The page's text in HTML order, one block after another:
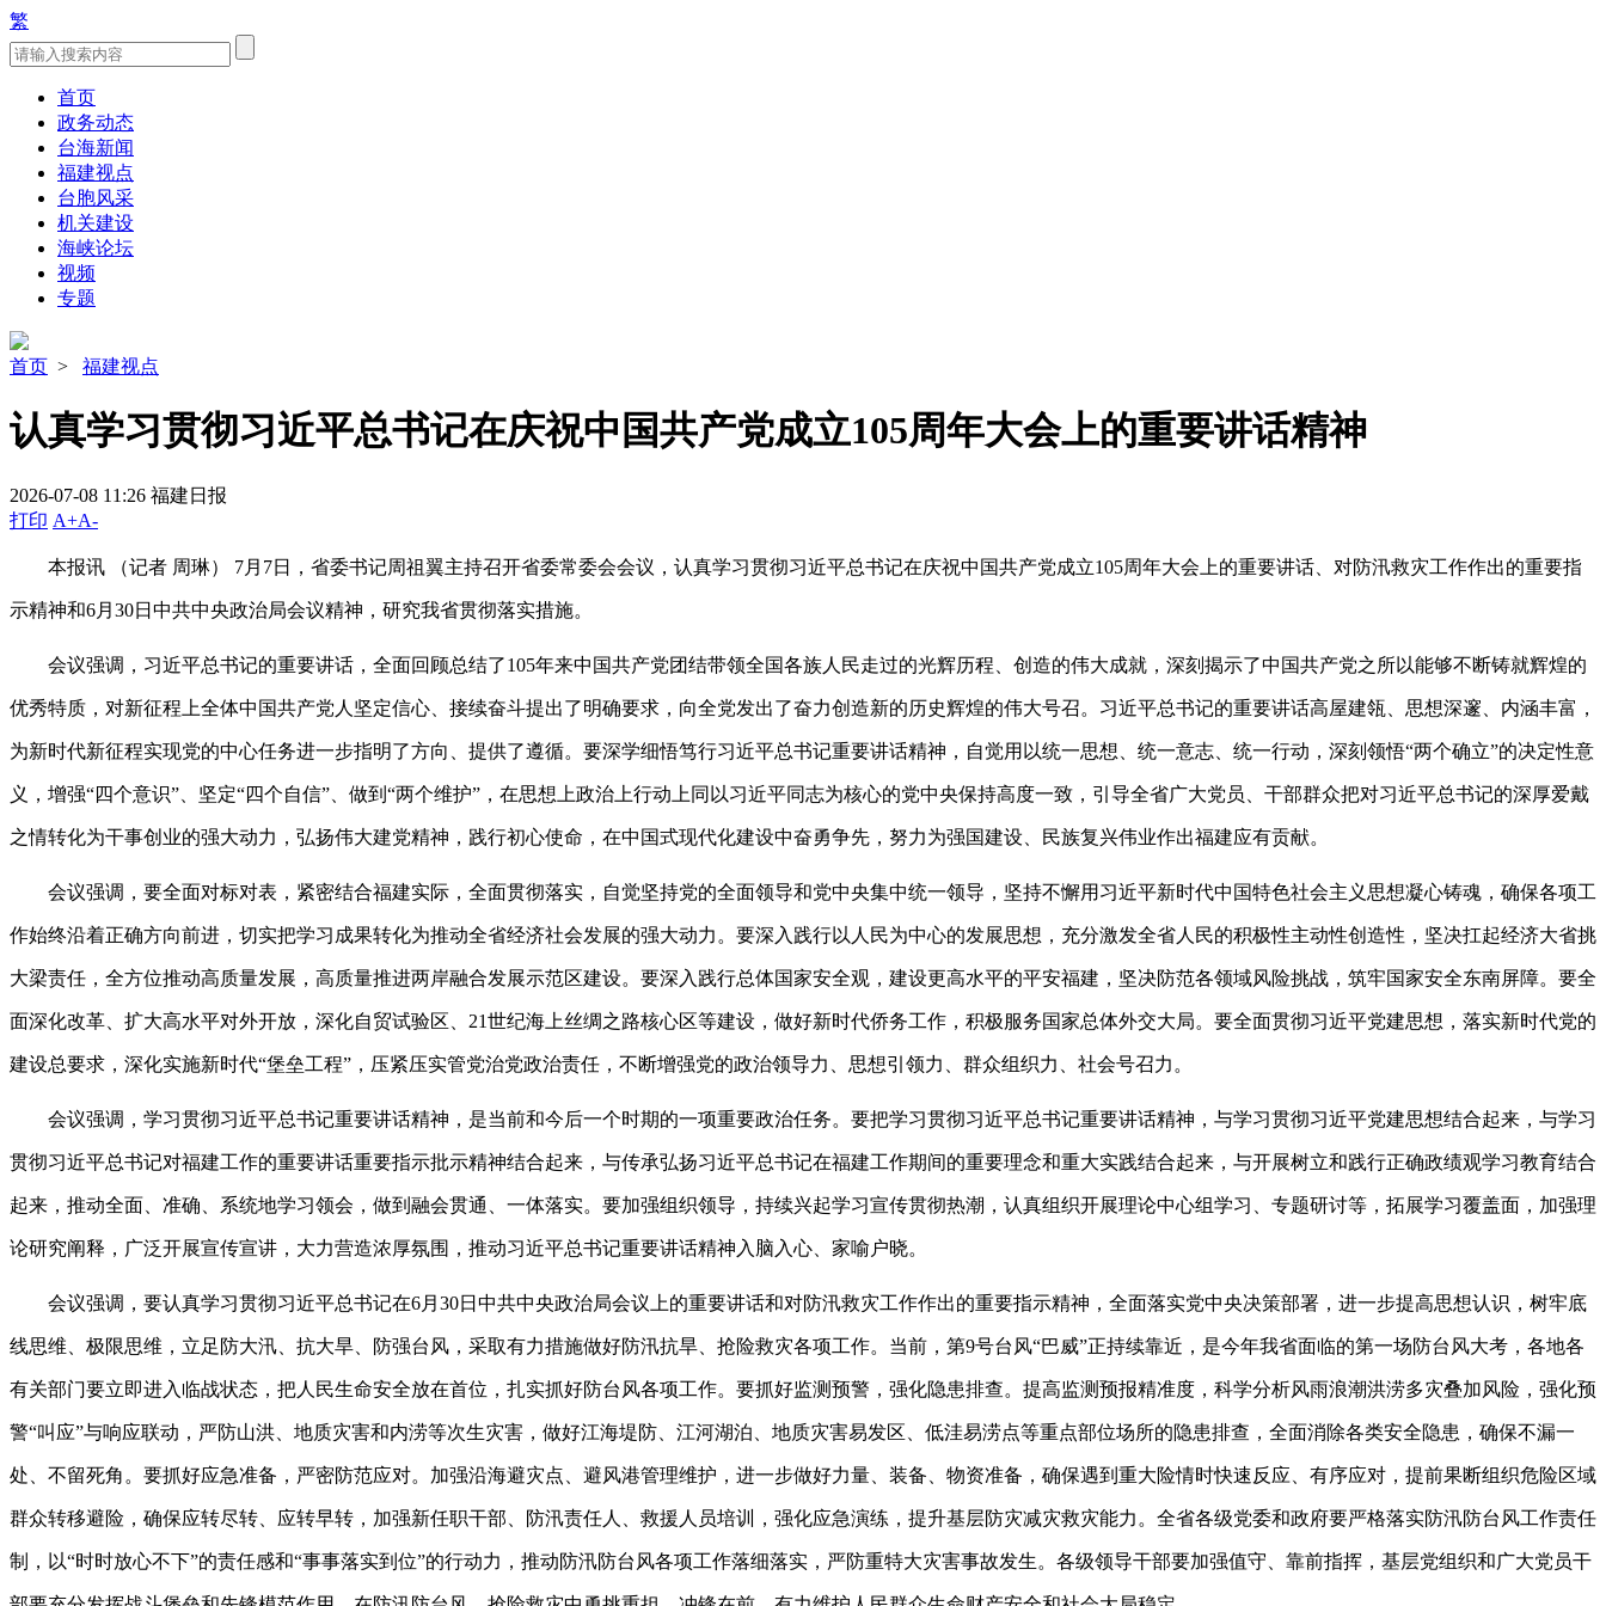
繁
首页
政务动态
台海新闻
福建视点
台胞风采
机关建设
海峡论坛
视频
专题
首页 > 福建视点
认真学习贯彻习近平总书记在庆祝中国共产党成立105周年大会上的重要讲话精神
2026-07-08 11:26 福建日报
打印 A+A-
本报讯 （记者 周琳） 7月7日，省委书记周祖翼主持召开省委常委会会议，认真学习贯彻习近平总书记在庆祝中国共产党成立105周年大会上的重要讲话、对防汛救灾工作作出的重要指
示精神和6月30日中共中央政治局会议精神，研究我省贯彻落实措施。
会议强调，习近平总书记的重要讲话，全面回顾总结了105年来中国共产党团结带领全国各族人民走过的光辉历程、创造的伟大成就，深刻揭示了中国共产党之所以能够不断铸就辉煌的
优秀特质，对新征程上全体中国共产党人坚定信心、接续奋斗提出了明确要求，向全党发出了奋力创造新的历史辉煌的伟大号召。习近平总书记的重要讲话高屋建瓴、思想深邃、内涵丰富，
为新时代新征程实现党的中心任务进一步指明了方向、提供了遵循。要深学细悟笃行习近平总书记重要讲话精神，自觉用以统一思想、统一意志、统一行动，深刻领悟“两个确立”的决定性意
义，增强“四个意识”、坚定“四个自信”、做到“两个维护”，在思想上政治上行动上同以习近平同志为核心的党中央保持高度一致，引导全省广大党员、干部群众把对习近平总书记的深厚爱戴
之情转化为干事创业的强大动力，弘扬伟大建党精神，践行初心使命，在中国式现代化建设中奋勇争先，努力为强国建设、民族复兴伟业作出福建应有贡献。
会议强调，要全面对标对表，紧密结合福建实际，全面贯彻落实，自觉坚持党的全面领导和党中央集中统一领导，坚持不懈用习近平新时代中国特色社会主义思想凝心铸魂，确保各项工
作始终沿着正确方向前进，切实把学习成果转化为推动全省经济社会发展的强大动力。要深入践行以人民为中心的发展思想，充分激发全省人民的积极性主动性创造性，坚决扛起经济大省挑
大梁责任，全方位推动高质量发展，高质量推进两岸融合发展示范区建设。要深入践行总体国家安全观，建设更高水平的平安福建，坚决防范各领域风险挑战，筑牢国家安全东南屏障。要全
面深化改革、扩大高水平对外开放，深化自贸试验区、21世纪海上丝绸之路核心区等建设，做好新时代侨务工作，积极服务国家总体外交大局。要全面贯彻习近平党建思想，落实新时代党的
建设总要求，深化实施新时代“堡垒工程”，压紧压实管党治党政治责任，不断增强党的政治领导力、思想引领力、群众组织力、社会号召力。
会议强调，学习贯彻习近平总书记重要讲话精神，是当前和今后一个时期的一项重要政治任务。要把学习贯彻习近平总书记重要讲话精神，与学习贯彻习近平党建思想结合起来，与学习
贯彻习近平总书记对福建工作的重要讲话重要指示批示精神结合起来，与传承弘扬习近平总书记在福建工作期间的重要理念和重大实践结合起来，与开展树立和践行正确政绩观学习教育结合
起来，推动全面、准确、系统地学习领会，做到融会贯通、一体落实。要加强组织领导，持续兴起学习宣传贯彻热潮，认真组织开展理论中心组学习、专题研讨等，拓展学习覆盖面，加强理
论研究阐释，广泛开展宣传宣讲，大力营造浓厚氛围，推动习近平总书记重要讲话精神入脑入心、家喻户晓。
会议强调，要认真学习贯彻习近平总书记在6月30日中共中央政治局会议上的重要讲话和对防汛救灾工作作出的重要指示精神，全面落实党中央决策部署，进一步提高思想认识，树牢底
线思维、极限思维，立足防大汛、抗大旱、防强台风，采取有力措施做好防汛抗旱、抢险救灾各项工作。当前，第9号台风“巴威”正持续靠近，是今年我省面临的第一场防台风大考，各地各
有关部门要立即进入临战状态，把人民生命安全放在首位，扎实抓好防台风各项工作。要抓好监测预警，强化隐患排查。提高监测预报精准度，科学分析风雨浪潮洪涝多灾叠加风险，强化预
警“叫应”与响应联动，严防山洪、地质灾害和内涝等次生灾害，做好江海堤防、江河湖泊、地质灾害易发区、低洼易涝点等重点部位场所的隐患排查，全面消除各类安全隐患，确保不漏一
处、不留死角。要抓好应急准备，严密防范应对。加强沿海避灾点、避风港管理维护，进一步做好力量、装备、物资准备，确保遇到重大险情时快速反应、有序应对，提前果断组织危险区域
群众转移避险，确保应转尽转、应转早转，加强新任职干部、防汛责任人、救援人员培训，强化应急演练，提升基层防灾减灾救灾能力。全省各级党委和政府要严格落实防汛防台风工作责任
制，以“时时放心不下”的责任感和“事事落实到位”的行动力，推动防汛防台风各项工作落细落实，严防重特大灾害事故发生。各级领导干部要加强值守、靠前指挥，基层党组织和广大党员干